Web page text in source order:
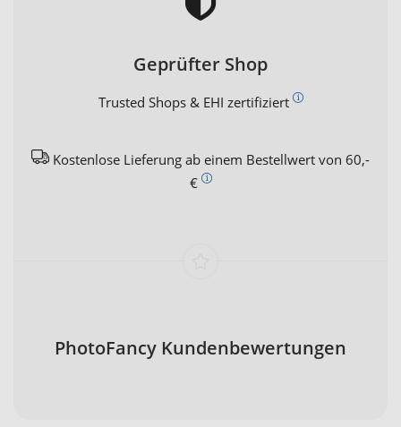
Geprüfter Shop
Trusted Shops & EHI zertifiziert
Kostenlose Lieferung ab einem Bestellwert von 60,-
€
PhotoFancy Kundenbewertungen